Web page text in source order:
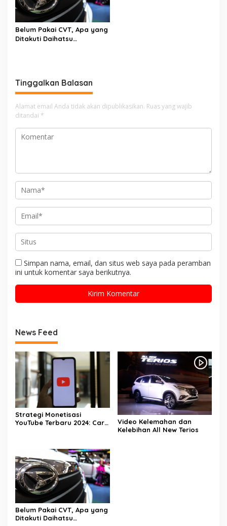
Belum Pakai CVT, Apa yang
Ditakuti Daihatsu
Tinggalkan Balasan
Alamat email Anda tidak akan dipublikasikan. Ruas yang wajib
ditandai *
Simpan nama, email, dan situs web saya pada peramban
ini untuk komentar saya berikutnya.
News Feed
Strategi Monetisasi
YouTube Terbaru 2024: Cara
Video Kelemahan dan
Kelebihan All New Terios
Belum Pakai CVT, Apa yang
Ditakuti Daihatsu